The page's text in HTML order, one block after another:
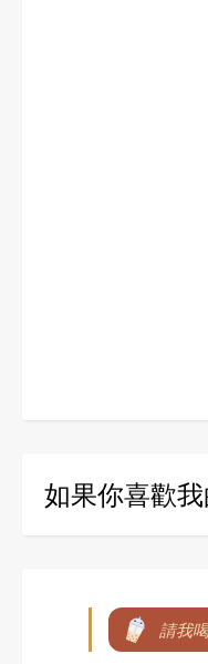
如果你喜歡
請我